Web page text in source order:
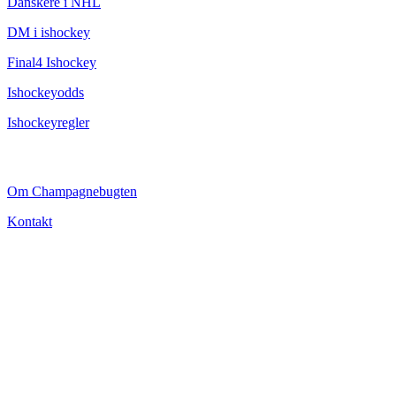
DM i ishockey
Final4 Ishockey
Ishockeyodds
Ishockeyregler
Om Champagnebugten
Kontakt